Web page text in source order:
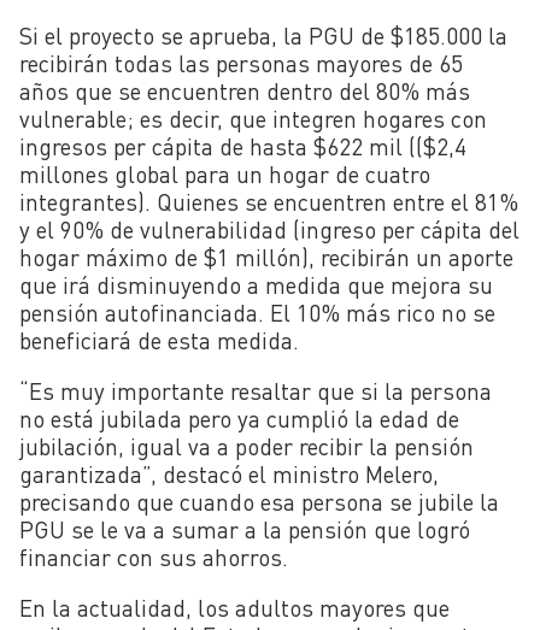
Si el proyecto se aprueba, la PGU de $185.000 la
recibirán todas las personas mayores de 65
años que se encuentren dentro del 80% más
vulnerable; es decir, que integren hogares con
ingresos per cápita de hasta $622 mil (($2,4
millones global para un hogar de cuatro
integrantes). Quienes se encuentren entre el 81%
y el 90% de vulnerabilidad (ingreso per cápita del
hogar máximo de $1 millón), recibirán un aporte
que irá disminuyendo a medida que mejora su
pensión autofinanciada. El 10% más rico no se
beneficiará de esta medida.
“Es muy importante resaltar que si la persona
no está jubilada pero ya cumplió la edad de
jubilación, igual va a poder recibir la pensión
garantizada”, destacó el ministro Melero,
precisando que cuando esa persona se jubile la
PGU se le va a sumar a la pensión que logró
financiar con sus ahorros.
En la actualidad, los adultos mayores que